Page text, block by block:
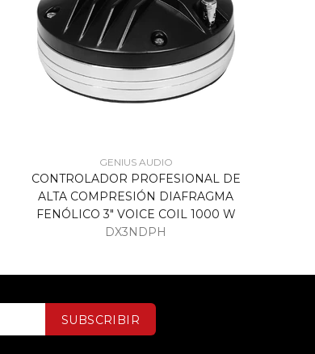
GENIUS AUDIO
CONTROLADOR PROFESIONAL DE
ALTA COMPRESIÓN DIAFRAGMA
FENÓLICO 3" VOICE COIL 1000 W
DX3NDPH
SUBSCRIBIR